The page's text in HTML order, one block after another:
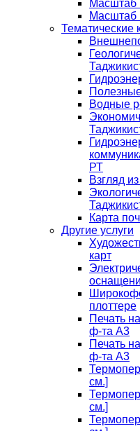
Масштаб
Масштаб
Тематические
Водные
РТ
Взгляд
Карта
Другие услуги
карт
плоттере
Печать
ф-та А3
Печать
ф-та А3
см.]
см.]